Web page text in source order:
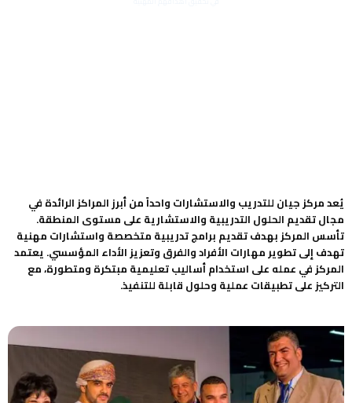
يُعد مركز جيان للتدريب والاستشارات واحداً من أبرز المراكز الرائدة في
مجال تقديم الحلول التدريبية والاستشارية على مستوى المنطقة.
تأسس المركز بهدف تقديم برامج تدريبية متخصصة واستشارات مهنية
تهدف إلى تطوير مهارات الأفراد والفرق وتعزيز الأداء المؤسسي. يعتمد
المركز في عمله على استخدام أساليب تعليمية مبتكرة ومتطورة، مع
التركيز على تطبيقات عملية وحلول قابلة للتنفيذ.